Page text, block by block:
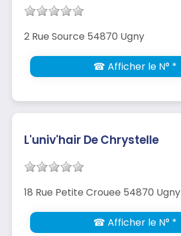
2 Rue Source 54870 Ugny
☎ Afficher le N° *
L'univ'hair De Chrystelle
18 Rue Petite Crouee 54870 Ugny
☎ Afficher le N° *